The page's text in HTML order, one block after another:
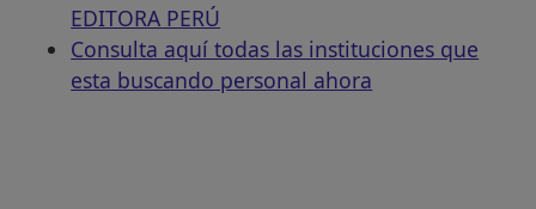
EDITORA PERÚ
Consulta aquí todas las instituciones que
esta buscando personal ahora